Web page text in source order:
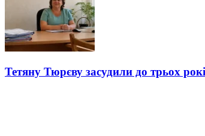
Тетяну Тюрєву засудили до трьох